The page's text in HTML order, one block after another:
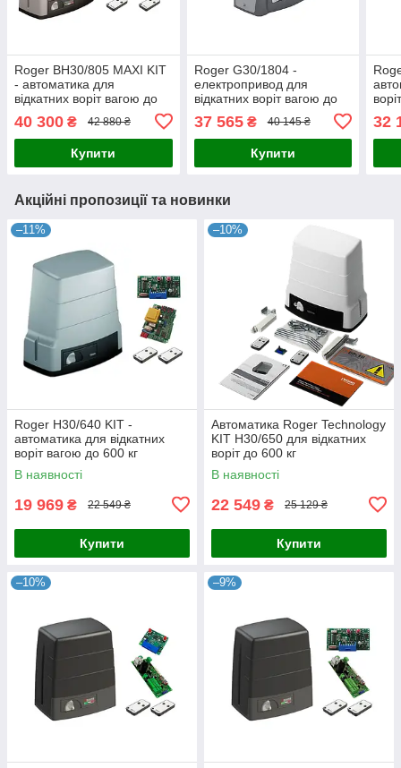
Roger BH30/805 MAXI KIT
- автоматика для
відкатних воріт вагою до
40 300 ₴ 42 880 ₴
Купити
Roger G30/1804 -
електропривод для
відкатних воріт вагою до
1800 кг і довжиною до 12
м
37 565₴ 40 145 ₴
Купити
32
Акційні пропозиції та новинки
–11%
Roger H30/640 KIT -
автоматика для відкатних
воріт вагою до 600 кг
В наявності
19 969 ₴ 22 549 ₴
Купити
–10%
Автоматика Roger Technology
KIT H30/650 для відкатних
воріт до 600 кг
В наявності
22 549 ₴ 25 129 ₴
Купити
–10% –9%